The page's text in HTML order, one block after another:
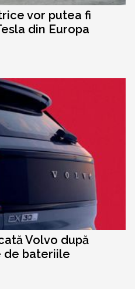
vor putea fi
din Europa
Volvo după
de bateriile